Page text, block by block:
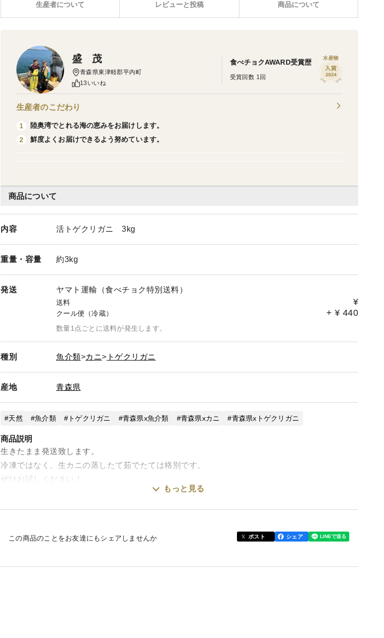
レビューと投稿 商品について
生産者について
商品について
内容 活トゲクリガニ 3kg
重量・ 容量 約3kg
発送 ヤマト運輸（食べチョク特別送料）
送料 ¥
クール便（冷蔵） + ¥ 440
数量1点ごとに送料が発生します。
種別 魚介類 カニ トゲクリガニ
産地 青森県
天然 魚介類 トゲクリガニ 青森県x魚介類 青森県xカニ 青森県xトゲクリガニ
商品説明
生きたまま発送致します。
冷凍ではなく、生カニの蒸したて茹でたては格別です。
ぜひお試しください！
家庭用の鍋やフライパンなどで調理できます。
もっと見る
この商品のことをお友達にもシェアしませんか ポスト シェア
盛 茂
青森県東津軽郡平内町
13いいね
食べチョクAWARD受賞歴
受賞回数 1回
水産物
生産者のこだわり
1
陸奥湾でとれる海の恵みをお届けします。
2
鮮度よくお届けできるよう努めています。